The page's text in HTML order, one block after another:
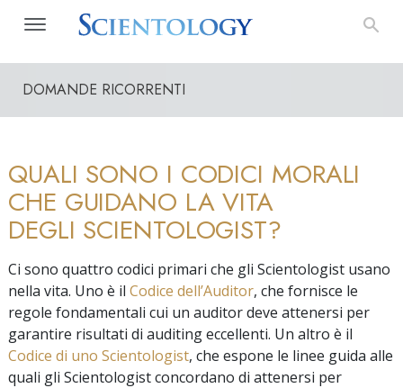
DOMANDE RICORRENTI
QUALI SONO I CODICI MORALI
CHE GUIDANO LA VITA
DEGLI SCIENTOLOGIST?
Ci sono quattro codici primari che gli Scientologist usano
nella vita. Uno è il Codice dell’Auditor, che fornisce le
regole fondamentali cui un auditor deve attenersi per
garantire risultati di auditing eccellenti. Un altro è il
Codice di uno Scientologist, che espone le linee guida alle
quali gli Scientologist concordano di attenersi per